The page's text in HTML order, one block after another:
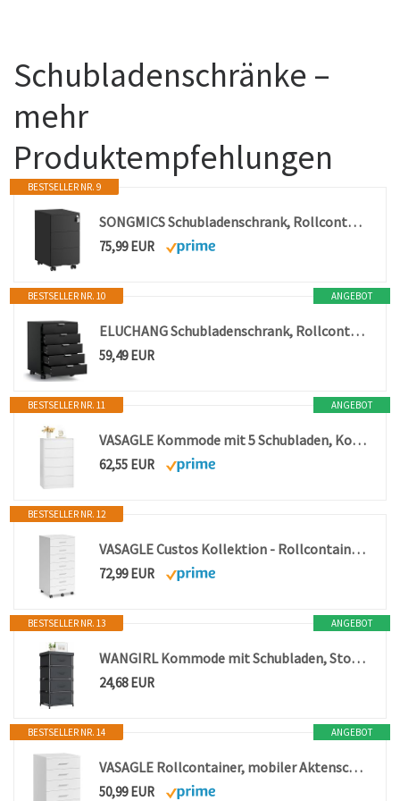
Schubladenschränke –
mehr
Produktempfehlungen
BESTSELLER NR. 9
SONGMICS Schubladenschrank, Rollcontainer, mobiler Aktenschrank, Metallschrank, Druckertisch, abschließbar, 3 Schubladen, vormontiert, Büro, Homeoffice, 40 x 30 x 54 cm, Mattschwarz OFC079B01
75,99 EUR
ANGEBOT
BESTSELLER NR. 10
ELUCHANG Schubladenschrank, Rollcontainer, Mobiler Aktenschrank mit 5 Schubladen, Unter Schreibtisch SchrankBüro, Schubladenkommode für Zuhause Büro, Homeoffice, Schwarz
59,49 EUR
ANGEBOT
BESTSELLER NR. 11
VASAGLE Kommode mit 5 Schubladen, Kommodenschrank, Schubladenschrank, Wäschekommode, für Schlafzimmer, 60,2 x 40 x 97,6 cm, Modern Kailyn Kollektion, schneeweiß LTS605WE01
62,55 EUR
BESTSELLER NR. 12
VASAGLE Custos Kollektion - Rollcontainer, mobiler Aktenschrank, Schubladenschrank, Druckerständer mit 7 Schubladen, mit schraubenlosen Gleitschienen, für Büro, Homeoffice, wolkenweiß OFC085WB02
72,99 EUR
ANGEBOT
BESTSELLER NR. 13
WANGIRL Kommode mit Schubladen, Stoffkommode mit 4 Schubladen, Aufbewahrungsschrank für Schrank, Kommode für Flur, Schlafzimmer, Wohnzimmer und Büro - Schwarz
24,68 EUR
ANGEBOT
BESTSELLER NR. 14
VASAGLE Rollcontainer, mobiler Aktenschrank mit 5 Schubladen
50,99 EUR